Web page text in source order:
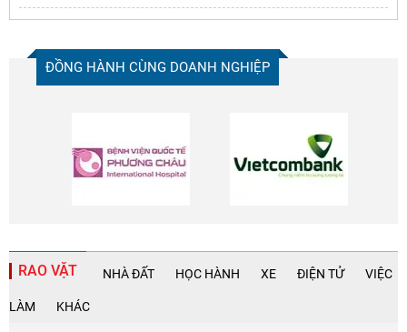
ĐỒNG HÀNH CÙNG DOANH NGHIỆP
RAO VẶT NHÀ ĐẤT HỌC HÀNH XE ĐIỆN TỬ VIỆC
LÀM KHÁC